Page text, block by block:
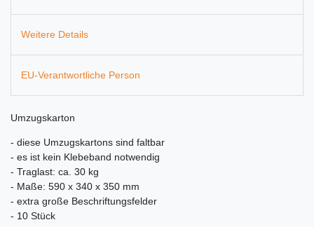
Weitere Details
EU-Verantwortliche Person
Umzugskarton
- diese Umzugskartons sind faltbar
- es ist kein Klebeband notwendig
- Traglast: ca. 30 kg
- Maße: 590 x 340 x 350 mm
- extra große Beschriftungsfelder
- 10 Stück